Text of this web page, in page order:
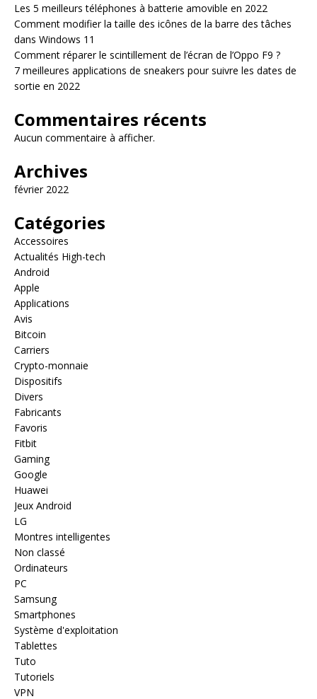
Les 5 meilleurs téléphones à batterie amovible en 2022
Comment modifier la taille des icônes de la barre des tâches
dans Windows 11
Comment réparer le scintillement de l’écran de l’Oppo F9 ?
7 meilleures applications de sneakers pour suivre les dates de
sortie en 2022
Commentaires récents
Aucun commentaire à afficher.
Archives
février 2022
Catégories
Accessoires
Actualités High-tech
Android
Apple
Applications
Avis
Bitcoin
Carriers
Crypto-monnaie
Dispositifs
Divers
Fabricants
Favoris
Fitbit
Gaming
Google
Huawei
Jeux Android
LG
Montres intelligentes
Non classé
Ordinateurs
PC
Samsung
Smartphones
Système d'exploitation
Tablettes
Tuto
Tutoriels
VPN